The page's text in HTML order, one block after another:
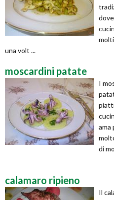
una volt ...
moscardini patate
I
ama
di
calamaro ripieno
Il